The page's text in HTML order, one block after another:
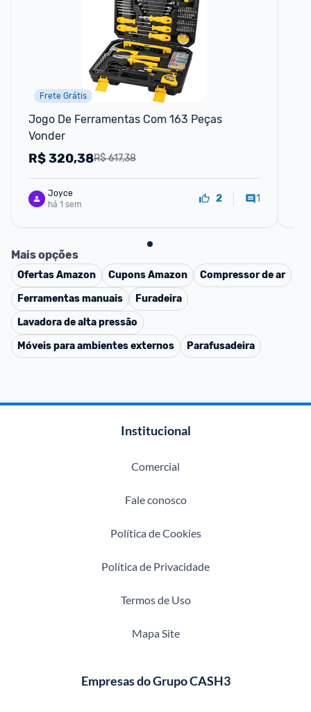
Frete Grátis
Jogo De Ferramentas Com 163 Peças
Vonder
R$ 617,38
R$320,38
Joyce
há 1 sem
2 1
Mais opções
OfertasAmazon CuponsAmazon
Compressor de ar
Ferramentas manuais
Furadeira
Lavadora de alta pressão
Móveis para ambientes externos
Parafusadeira
Institucional
Comercial
Fale conosco
Política de Cookies
Política de Privacidade
Termos de Uso
Mapa Site
Empresas do Grupo CASH3